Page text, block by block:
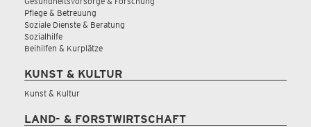
Pflege & Betreuung
Soziale Dienste & Beratung
Sozialhilfe
Beihilfen & Kurplätze
KUNST & KULTUR
Kunst & Kultur
LAND- & FORSTWIRTSCHAFT